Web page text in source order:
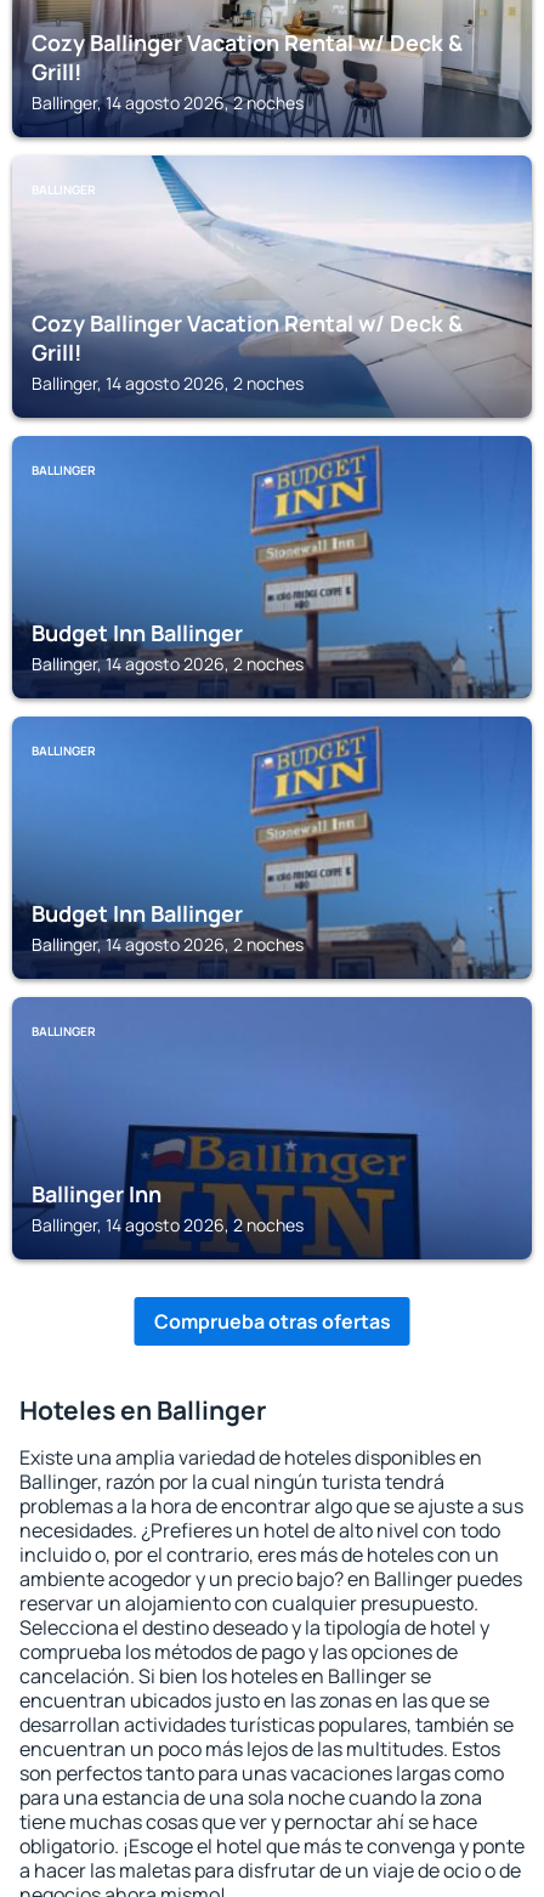
Cozy Ballinger Vacation Rental w/ Deck &
Grill!
Ballinger, 14 agosto 2026, 2 noches
BALLINGER
Cozy Ballinger Vacation Rental w/ Deck &
Grill!
Ballinger, 14 agosto 2026, 2 noches
BALLINGER
Budget Inn Ballinger
Ballinger, 14 agosto 2026, 2 noches
BALLINGER
Budget Inn Ballinger
Ballinger, 14 agosto 2026, 2 noches
BALLINGER
Ballinger Inn
Ballinger, 14 agosto 2026, 2 noches
Comprueba otras ofertas
Hoteles en Ballinger
Existe una amplia variedad de hoteles disponibles en
Ballinger, razón por la cual ningún turista tendrá
problemas a la hora de encontrar algo que se ajuste a sus
necesidades. ¿Prefieres un hotel de alto nivel con todo
incluido o, por el contrario, eres más de hoteles con un
ambiente acogedor y un precio bajo? en Ballinger puedes
reservar un alojamiento con cualquier presupuesto.
Selecciona el destino deseado y la tipología de hotel y
comprueba los métodos de pago y las opciones de
cancelación. Si bien los hoteles en Ballinger se
encuentran ubicados justo en las zonas en las que se
desarrollan actividades turísticas populares, también se
encuentran un poco más lejos de las multitudes. Estos
son perfectos tanto para unas vacaciones largas como
para una estancia de una sola noche cuando la zona
tiene muchas cosas que ver y pernoctar ahí se hace
obligatorio. ¡Escoge el hotel que más te convenga y ponte
a hacer las maletas para disfrutar de un viaje de ocio o de